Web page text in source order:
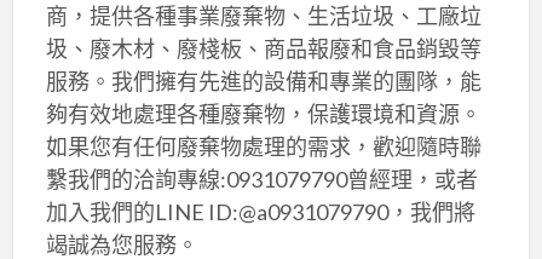
商，提供各種事業廢棄物、生活垃圾、工廠垃
圾、廢木材、廢棧板、商品報廢和食品銷毀等
服務。我們擁有先進的設備和專業的團隊，能
夠有效地處理各種廢棄物，保護環境和資源。
如果您有任何廢棄物處理的需求，歡迎隨時聯
繫我們的洽詢專線:0931079790曾經理，或者
加入我們的LINE ID:@a0931079790，我們將
竭誠為您服務。